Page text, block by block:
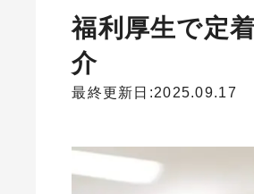
福利厚生で定
介
最終更新日:2025.09.17